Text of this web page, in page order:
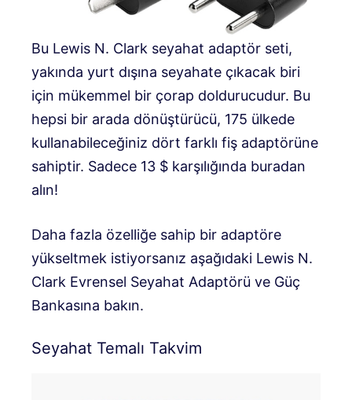
Bu Lewis N. Clark seyahat adaptör seti,
yakında yurt dışına seyahate çıkacak biri
için mükemmel bir çorap doldurucudur. Bu
hepsi bir arada dönüştürücü, 175 ülkede
kullanabileceğiniz dört farklı fiş adaptörüne
sahiptir. Sadece 13 $ karşılığında buradan
alın!
Daha fazla özelliğe sahip bir adaptöre
yükseltmek istiyorsanız aşağıdaki Lewis N.
Clark Evrensel Seyahat Adaptörü ve Güç
Bankasına bakın.
Seyahat Temalı Takvim